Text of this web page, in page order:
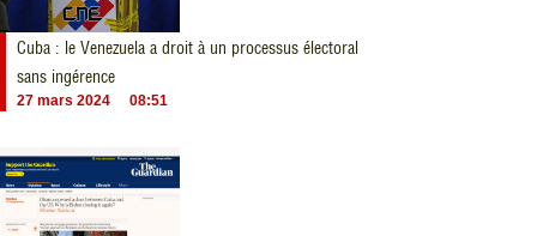
Cuba : le Venezuela a droit à un processus électoral
sans ingérence
27 mars 2024 08:51